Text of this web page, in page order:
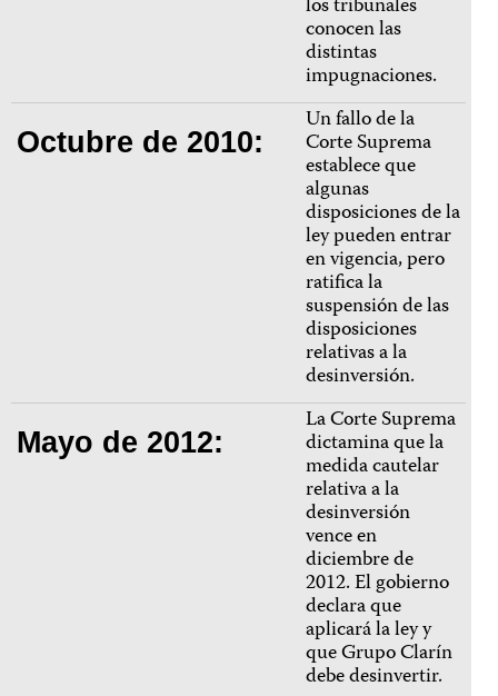
los tribunales
conocen las
distintas
impugnaciones.
Octubre de 2010:
Un fallo de la
Corte Suprema
establece que
algunas
disposiciones de la
ley pueden entrar
en vigencia, pero
ratifica la
suspensión de las
disposiciones
relativas a la
desinversión.
Mayo de 2012:
La Corte Suprema
dictamina que la
medida cautelar
relativa a la
desinversión
vence en
diciembre de
2012. El gobierno
declara que
aplicará la ley y
que Grupo Clarín
debe desinvertir.